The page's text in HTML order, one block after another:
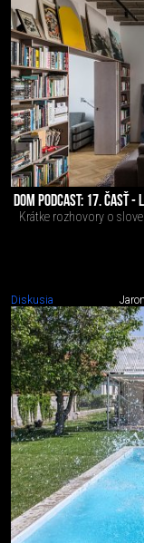
DOM PODCAST: 17. ČASŤ -
Krátke rozhovory o
Diskusia